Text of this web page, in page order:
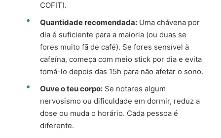
COFIT).
Quantidade recomendada:Uma chávena por
dia é suficiente para a maioria (ou duas se
fores muito fã de café). Se fores sensível à
cafeína, começa com meio stick por dia e evita
tomá-lo depois das 15h para não afetar o sono.
Ouve o teu corpo:Se notares algum
nervosismo ou dificuldade em dormir, reduz a
dose ou muda o horário. Cada pessoa é
diferente.